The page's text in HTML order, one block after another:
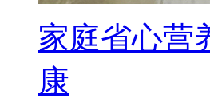
家庭省心营
康